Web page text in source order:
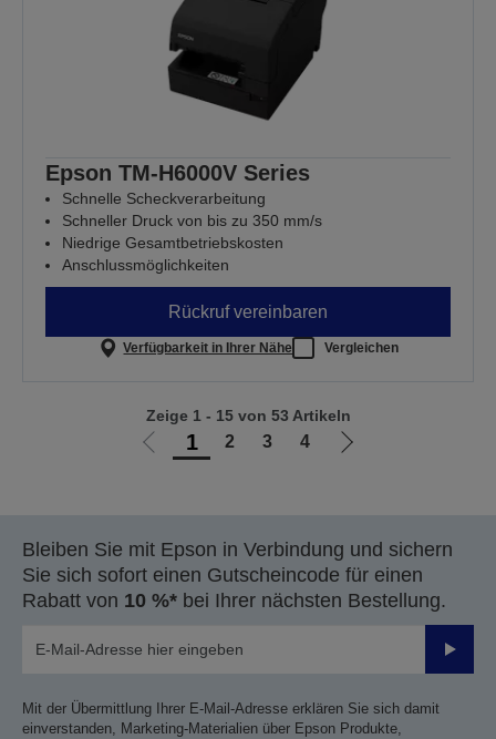
Epson TM-H6000V Series
Schnelle Scheckverarbeitung
Schneller Druck von bis zu 350 mm/s
Niedrige Gesamtbetriebskosten
Anschlussmöglichkeiten
Rückruf vereinbaren
Verfügbarkeit in Ihrer Nähe Vergleichen
Zur
1 2 3 4
Zur
Zeige 1 - 15 von 53 Artikeln
Bleiben Sie mit Epson in Verbindung und sichern
Sie sich sofort einen Gutscheincode für einen
Rabatt von 10 %* bei Ihrer nächsten Bestellung.
Mit der Übermittlung Ihrer E-Mail-Adresse erklären Sie sich damit
einverstanden, Marketing-Materialien über Epson Produkte,